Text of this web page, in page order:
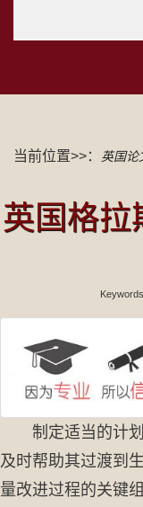
当前位置>>： 英国论
英国格拉
制定适当的计
及时帮助其过渡到
量改进过程的关键